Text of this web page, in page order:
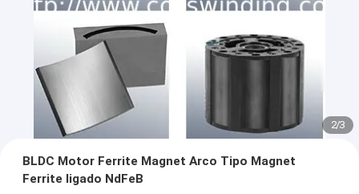
2/3
BLDC Motor Ferrite Magnet Arco Tipo Magnet
Ferrite ligado NdFeB